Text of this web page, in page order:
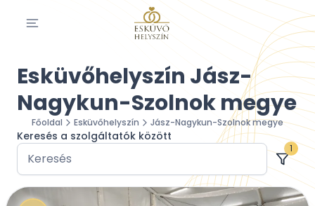
Esküvőhelyszín Jász-
Nagykun-Szolnok megye
Főoldal Esküvőhelyszín Jász-Nagykun-Szolnok megye
Keresés a szolgáltatók között
1